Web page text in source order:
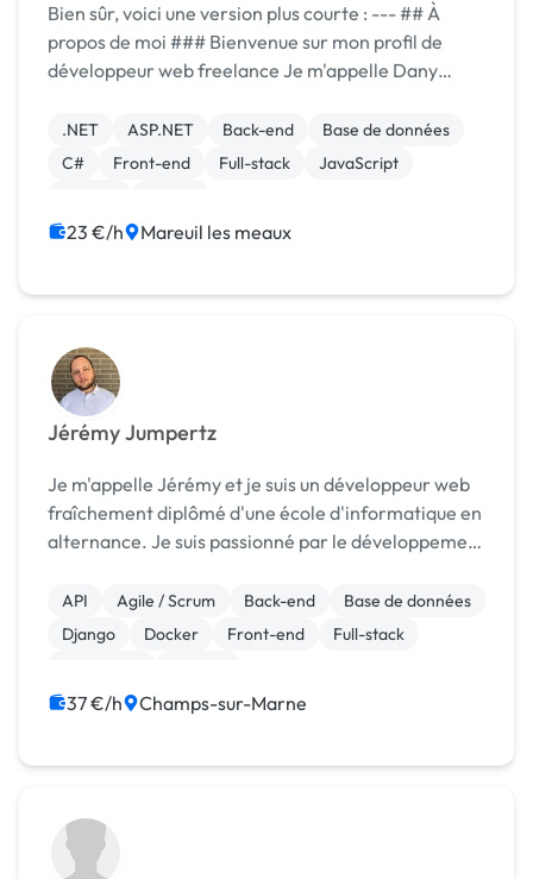
Bien sûr, voici une version plus courte : --- ## À
propos de moi ### Bienvenue sur mon profil de
développeur web freelance Je m'appelle Dany
avec 5 années d'expérience. Je crée des sites web
e...
.NET ASP.NET Back-end
Base de données
C#
Front-end Full-stack
JavaScript
23 €/h Mareuil les meaux
Jérémy Jumpertz
Je m'appelle Jérémy et je suis un développeur web
fraîchement diplômé d'une école d'informatique en
alternance. Je suis passionné par le développement
technologies. Au cours de ma formation, j'ai a...
API Agile / Scrum Back-end
Base de données
Django
Docker Front-end
Full-stack
37 €/h Champs-sur-Marne